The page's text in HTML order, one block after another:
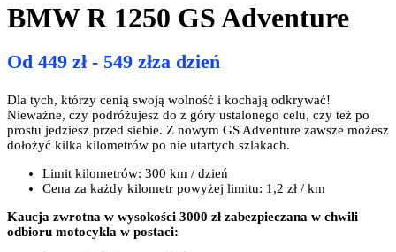
BMW R 1250 GS Adventure
Od 449 zł - 549 złza dzień
Dla tych, którzy cenią swoją wolność i kochają odkrywać!
Nieważne, czy podróżujesz do z góry ustalonego celu, czy też po
prostu jedziesz przed siebie. Z nowym GS Adventure zawsze możesz
dołożyć kilka kilometrów po nie utartych szlakach.
Limit kilometrów: 300 km / dzień
Cena za każdy kilometr powyżej limitu: 1,2 zł / km
Kaucja zwrotna w wysokości 3000 zł zabezpieczana w chwili
odbioru motocykla w postaci: